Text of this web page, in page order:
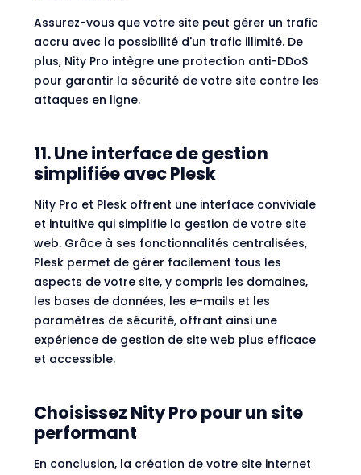
Assurez-vous que votre site peut gérer un trafic
accru avec la possibilité d'un trafic illimité. De
plus, Nity Pro intègre une protection anti-DDoS
pour garantir la sécurité de votre site contre les
attaques en ligne.
11. Une interface de gestion
simplifiée avec Plesk
Nity Pro et Plesk offrent une interface conviviale
et intuitive qui simplifie la gestion de votre site
web. Grâce à ses fonctionnalités centralisées,
Plesk permet de gérer facilement tous les
aspects de votre site, y compris les domaines,
les bases de données, les e-mails et les
paramètres de sécurité, offrant ainsi une
expérience de gestion de site web plus efficace
et accessible.
Choisissez Nity Pro pour un site
performant
En conclusion, la création de votre site internet